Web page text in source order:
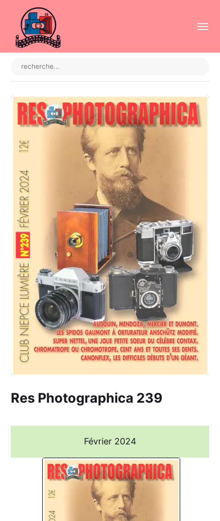
Res Photographica 239
Février 2024